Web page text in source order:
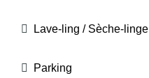
Lave-ling / Sèche-linge
Parking